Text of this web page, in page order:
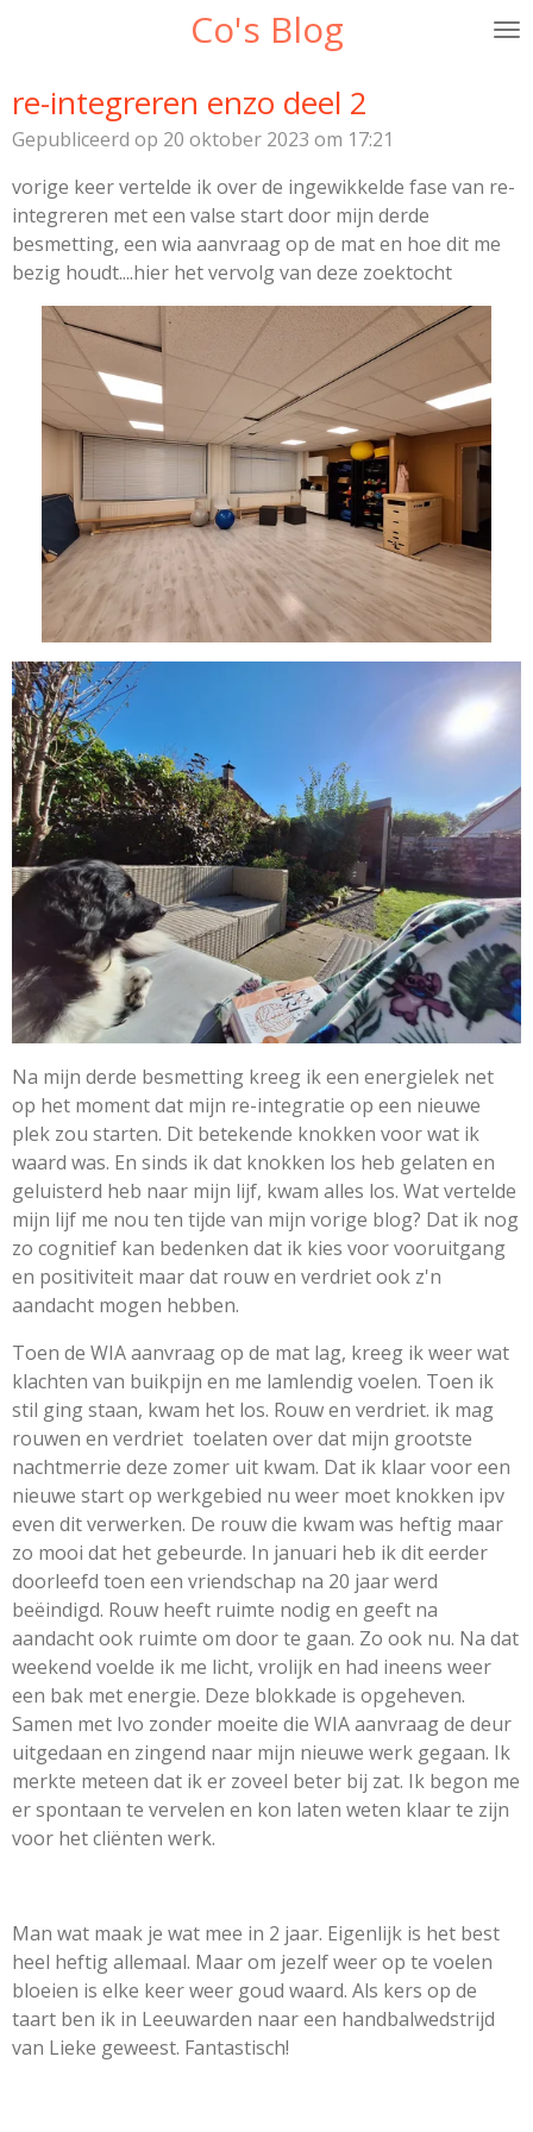
de
hoofdinhoud
Co's Blog
re-integreren enzo deel 2
Gepubliceerd op 20 oktober 2023 om 17:21
vorige keer vertelde ik over de ingewikkelde fase van re-
integreren met een valse start door mijn derde
besmetting, een wia aanvraag op de mat en hoe dit me
bezig houdt....hier het vervolg van deze zoektocht
Na mijn derde besmetting kreeg ik een energielek net
op het moment dat mijn re-integratie op een nieuwe
plek zou starten. Dit betekende knokken voor wat ik
waard was. En sinds ik dat knokken los heb gelaten en
geluisterd heb naar mijn lijf, kwam alles los. Wat vertelde
mijn lijf me nou ten tijde van mijn vorige blog? Dat ik nog
zo cognitief kan bedenken dat ik kies voor vooruitgang
en positiviteit maar dat rouw en verdriet ook z'n
aandacht mogen hebben.
Toen de WIA aanvraag op de mat lag, kreeg ik weer wat
klachten van buikpijn en me lamlendig voelen. Toen ik
stil ging staan, kwam het los. Rouw en verdriet. ik mag
rouwen en verdriet toelaten over dat mijn grootste
nachtmerrie deze zomer uit kwam. Dat ik klaar voor een
nieuwe start op werkgebied nu weer moet knokken ipv
even dit verwerken. De rouw die kwam was heftig maar
zo mooi dat het gebeurde. In januari heb ik dit eerder
doorleefd toen een vriendschap na 20 jaar werd
beëindigd. Rouw heeft ruimte nodig en geeft na
aandacht ook ruimte om door te gaan. Zo ook nu. Na dat
weekend voelde ik me licht, vrolijk en had ineens weer
een bak met energie. Deze blokkade is opgeheven.
Samen met Ivo zonder moeite die WIA aanvraag de deur
uitgedaan en zingend naar mijn nieuwe werk gegaan. Ik
merkte meteen dat ik er zoveel beter bij zat. Ik begon me
er spontaan te vervelen en kon laten weten klaar te zijn
voor het cliënten werk.
Man wat maak je wat mee in 2 jaar. Eigenlijk is het best
heel heftig allemaal. Maar om jezelf weer op te voelen
bloeien is elke keer weer goud waard. Als kers op de
taart ben ik in Leeuwarden naar een handbalwedstrijd
van Lieke geweest. Fantastisch!